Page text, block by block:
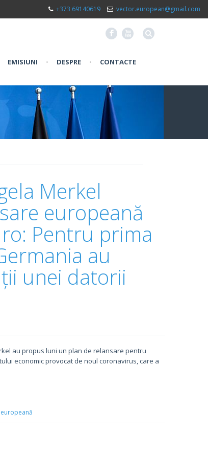
+373 69140619 vector.european@gmail.com
F X
EMISIUNI • DESPRE • CONTACTE
Merkel
europeană
Pentru prima
au
unei datorii
au propus luni un plan de relansare pentru
economic provocat de noul coronavirus, care a